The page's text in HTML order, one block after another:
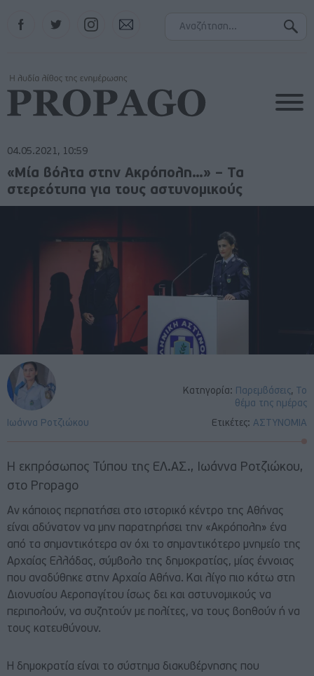
Instagram
04.05.2021, 10:59
Κατηγορία: Παρεμβάσεις,
Το
θέμα της ημέρας
Ετικέτες: ΑΣΤΥΝΟΜΙΑ
Ιωάννα Ροτζιώκου
«Μία βόλτα στην Ακρόπολη…» – Τα
στερεότυπα για τους αστυνομικούς
Η εκπρόσωπος Τύπου της ΕΛ.ΑΣ., Ιωάννα Ροτζιώκου,
στο Propago
Αν κάποιος περπατήσει στο ιστορικό κέντρο της Αθήνας
είναι αδύνατον να μην παρατηρήσει την «Ακρόπολη» ένα
από τα σημαντικότερα αν όχι το σημαντικότερο μνημείο της
Αρχαίας Ελλάδας, σύμβολο της δημοκρατίας, μίας έννοιας
που αναδύθηκε στην Αρχαία Αθήνα. Και λίγο πιο κάτω στη
Διονυσίου Αεροπαγίτου ίσως δει και αστυνομικούς να
περιπολούν, να συζητούν με πολίτες, να τους βοηθούν ή να
τους κατευθύνουν.
Η δημοκρατία είναι το σύστημα διακυβέρνησης που